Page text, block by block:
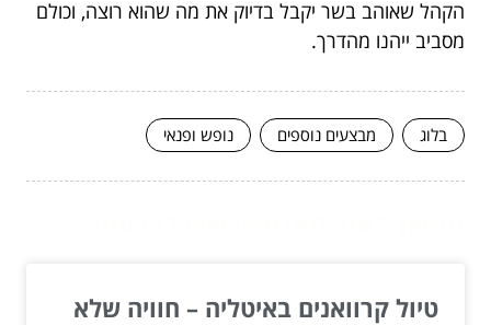
הקהל שאוהב בשר יקבל בדיוק את מה שהוא רוצה, וכולם
מסביב ייהנו מהדרך.
בלוג מבצעים נוספים נופש ופנאי
טיול קרוואנים באיטליה – חוויה שלא